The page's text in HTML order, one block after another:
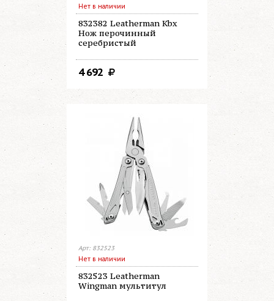
Нет в наличии
832382 Leatherman Kbx
Нож перочинный
серебристый
4 692
Арт: 832523
Нет в наличии
832523 Leatherman
Wingman мультитул